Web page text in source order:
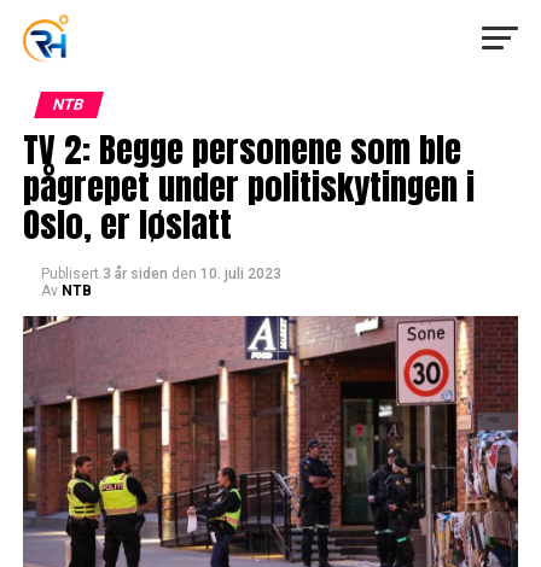
NTB
TV 2: Begge personene som ble
pågrepet under politiskytingen i
Oslo, er løslatt
Publisert 3 år siden den 10. juli 2023
Av NTB